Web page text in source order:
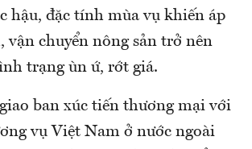
hậu, đặc tính mùa vụ khiến áp
vận chuyển nông sản trở nên
trạng ùn ứ, rớt giá.
ban xúc tiến thương mại với
vụ Việt Nam ở nước ngoài